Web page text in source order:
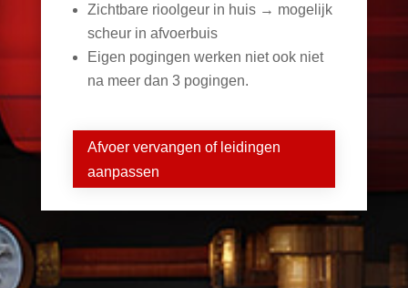
Zichtbare rioolgeur in huis → mogelijk
scheur in afvoerbuis
Eigen pogingen werken niet ook niet
na meer dan 3 pogingen.
Afvoer vervangen of leidingen
aanpassen